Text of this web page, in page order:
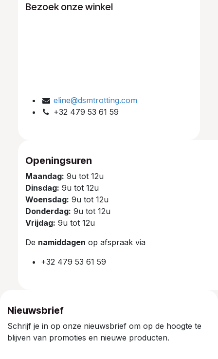
Bezoek onze winkel
eline@dsmtrotting.com
+32 479 53 61 59
Openingsuren
Maandag: 9u tot 12u
Dinsdag: 9u tot 12u
Woensdag: 9u tot 12u
Donderdag: 9u tot 12u
Vrijdag: 9u tot 12u
De namiddagen op afspraak via
+32 479 53 61 59
Nieuwsbrief
Schrijf je in op onze nieuwsbrief om op de hoogte te
blijven van promoties en nieuwe producten.